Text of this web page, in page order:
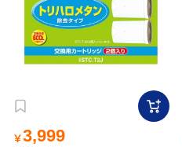
￥3,999